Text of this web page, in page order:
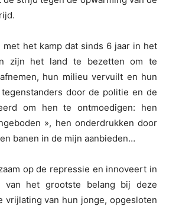
het kamp dat sinds 6 jaar in het
zijn het land te bezetten om te
hun milieu vervuilt en hun
door de politie en de
om hen te ontmoedigen: hen
», hen onderdrukken door
banen in de mijn aanbieden…
op de repressie en innoveert in
het grootste belang bij deze
van hun jonge, opgesloten